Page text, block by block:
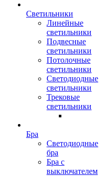
Светильники
Линейные
светильники
Подвесные
светильники
Потолочные
светильники
Светодиодные
светильники
Трековые
светильники
Бра
Светодиодные
бра
Бра с
выключателем